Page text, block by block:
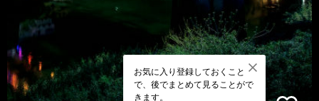
お気に入り登録しておくこと
で、後でまとめて見ることがで
きます。